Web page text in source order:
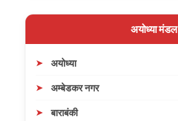
अयोध्या मंडल
अयोध्या
अम्बेडकर नगर
बाराबंकी